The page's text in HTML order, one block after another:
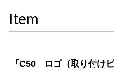
Item
「C50 ロゴ（取り付け